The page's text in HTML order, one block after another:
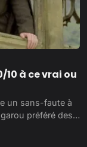
10 à ce vrai ou
un sans-faute à
préféré des…